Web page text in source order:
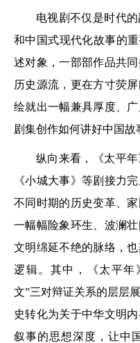
电视剧不仅是时代
和中国式现代化故事的
述对象，一部部作品共
历史源流，更在方寸荧
绘就出一幅兼具厚度、
剧集创作如何讲好中国故
纵向来看，《太平年
《小城大事》等剧接力
不同时期的历史变革、
一幅幅险象环生、波澜
文明绵延不绝的脉络，
逻辑。其中，《太平年
文”三对辩证关系的层层
史转化为关于中华文明
叙事的思想深度，让中